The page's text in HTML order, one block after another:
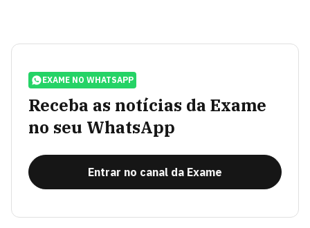
EXAME NO WHATSAPP
Receba as notícias da Exame
no seu WhatsApp
Entrar no canal da Exame